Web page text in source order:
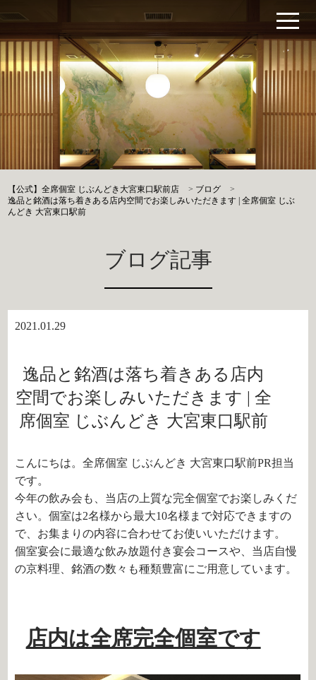
【公式】全席個室 じぶんどき大宮東口駅前店 > ブログ
>
逸品と銘酒は落ち着きある店内空間でお楽しみいただきます | 全席個室 じぶ
んどき 大宮東口駅前
ブログ記事
2021.01.29
逸品と銘酒は落ち着きある店内
空間でお楽しみいただきます | 全
席個室 じぶんどき 大宮東口駅前
こんにちは。全席個室 じぶんどき 大宮東口駅前PR担当
です。
今年の飲み会も、当店の上質な完全個室でお楽しみくだ
さい。個室は2名様から最大10名様まで対応できますの
で、お集まりの内容に合わせてお使いいただけます。
個室宴会に最適な飲み放題付き宴会コースや、当店自慢
の京料理、銘酒の数々も種類豊富にご用意しています。
店内は全席完全個室です